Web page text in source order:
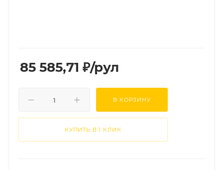
85 585,71 ₽/рул
В КОРЗИНУ
КУПИТЬ В 1 КЛИК